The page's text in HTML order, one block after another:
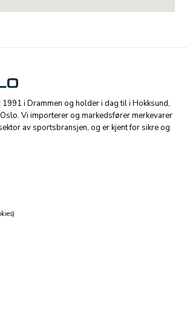
i Drammen og holder i dag til i Hokksund,
Vi importerer og markedsfører merkevarer
av sportsbransjen, og er kjent for sikre og